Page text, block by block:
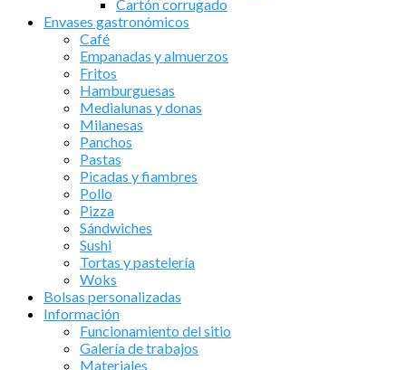
Cartón corrugado
Envases gastronómicos
Café
Empanadas y almuerzos
Fritos
Hamburguesas
Medialunas y donas
Milanesas
Panchos
Pastas
Picadas y fiambres
Pollo
Pizza
Sándwiches
Sushi
Tortas y pastelería
Woks
Bolsas personalizadas
Información
Funcionamiento del sitio
Galería de trabajos
Materiales